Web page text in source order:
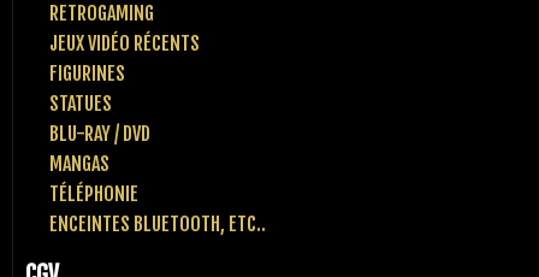
RETROGAMING
JEUX VIDÉO RÉCENTS
FIGURINES
STATUES
BLU-RAY / DVD
MANGAS
TÉLÉPHONIE
ENCEINTES BLUETOOTH, ETC..